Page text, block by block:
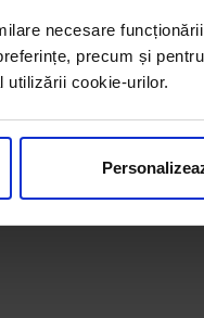
necesare
precum și
utilizării cookie-urilor.